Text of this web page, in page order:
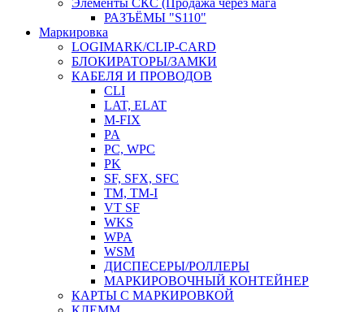
РАЗЪЁМЫ "S110"
Маркировка
LOGIMARK/CLIP-CARD
БЛОКИРАТОРЫ/ЗАМКИ
КАБЕЛЯ И ПРОВОДОВ
CLI
LAT, ELAT
M-FIX
PA
PC, WРС
PK
SF, SFX, SFC
TM, TM-I
VT SF
WKS
WPA
WSM
ДИСПЕСЕРЫ/РОЛЛЕРЫ
МАРКИРОВОЧНЫЙ КОНТЕЙНЕР
КАРТЫ С МАРКИРОВКОЙ